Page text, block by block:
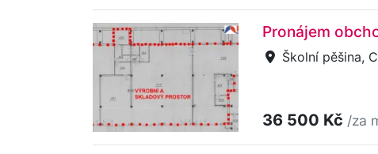
Pronájem
Školní pěšina,
36 500 Kč /za